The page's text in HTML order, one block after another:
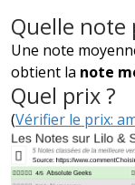
Quelle note
Une note
obtient la note
Quel prix ?
(Vérifier le prix: